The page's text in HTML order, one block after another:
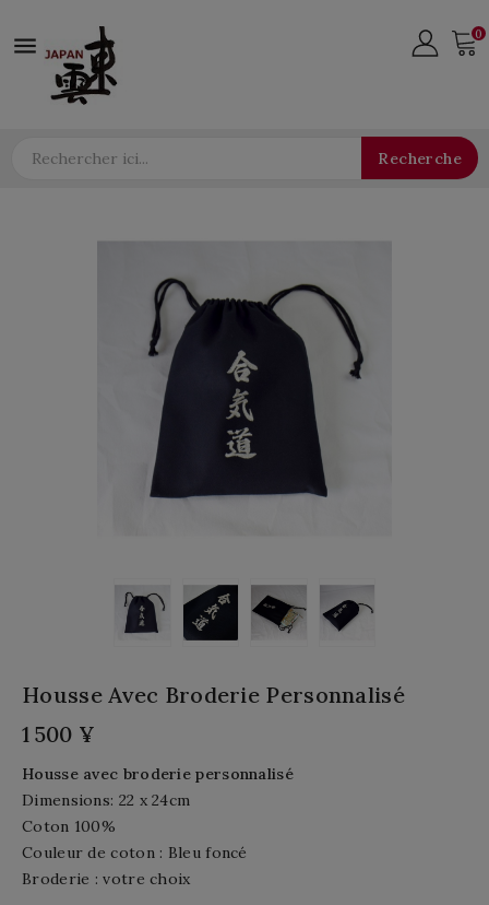
 0
Recherche
Housse Avec Broderie Personnalisé
1 500 ¥
Housse avec broderie personnalisé
Dimensions: 22 x 24cm
Coton 100%
Couleur de coton : Bleu foncé
Broderie : votre choix